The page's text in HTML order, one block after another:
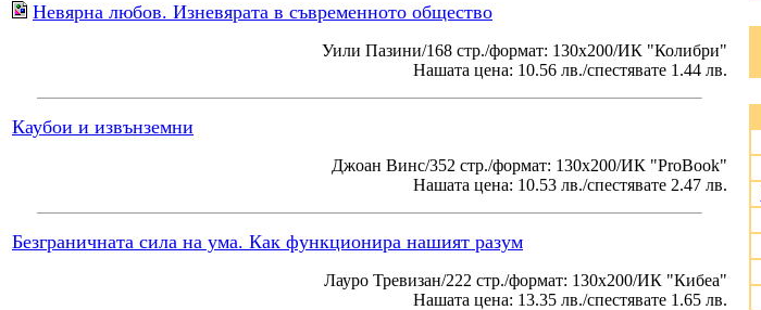
Невярна любов. Изневярата в съвременното общество
Уили Пазини/168 стр./формат: 130х200/ИК "Колибри"
Нашата цена: 10.56 лв./спестявате 1.44 лв.
Каубои и извънземни
Джоан Винс/352 стр./формат: 130х200/ИК "ProBook"
Нашата цена: 10.53 лв./спестявате 2.47 лв.
Безграничната сила на ума. Как функционира нашият разум
Лауро Тревизан/222 стр./формат: 130х200/ИК "Кибеа"
Нашата цена: 13.35 лв./спестявате 1.65 лв.